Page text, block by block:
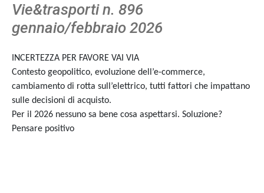
Vie&trasporti n. 896
gennaio/febbraio 2026
INCERTEZZA PER FAVORE VAI VIA
Contesto geopolitico, evoluzione dell’e-commerce,
cambiamento di rotta sull’elettrico, tutti fattori che impattano
sulle decisioni di acquisto.
Per il 2026 nessuno sa bene cosa aspettarsi. Soluzione?
Pensare positivo